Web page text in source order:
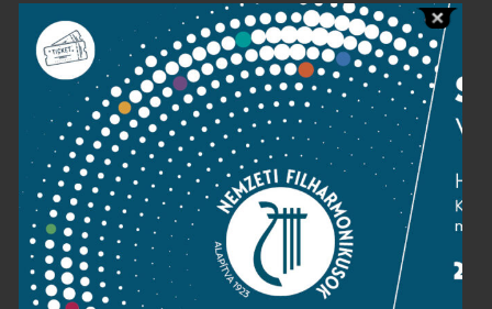
Kapcsolat
Közérdekű adatok
Sajtószoba
Adatvédelem
Impresszum